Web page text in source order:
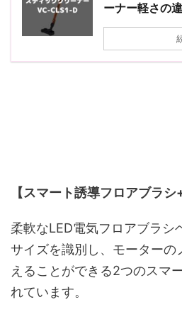
ーナー軽さの
【スマート誘導フロアブラシ
柔軟なLED電気フロアブラシ
サイズを識別し、モーターの
えることができる2つのスマ
れています。